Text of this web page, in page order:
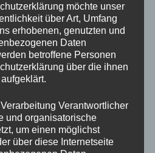
möchte unser
über Art, Umfang
erhobenen, genutzten und
Daten
betroffene Personen
über die ihnen
Verantwortlicher
und organisatorische
um einen möglichst
über diese Internetseite